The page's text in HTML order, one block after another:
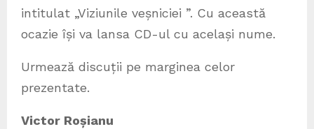
intitulat „Viziunile veșniciei ”. Cu această
ocazie își va lansa CD-ul cu același nume.
Urmează discuții pe marginea celor
prezentate.
Victor Roșianu